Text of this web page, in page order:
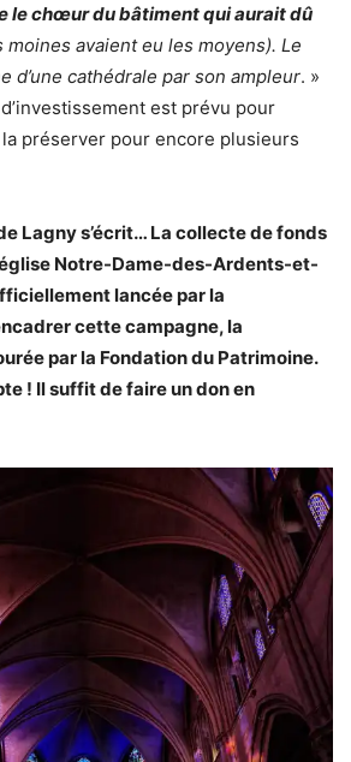
le chœur du bâtiment qui aurait dû
moines avaient eu les moyens). Le
d’une cathédrale par son ampleur. »
est prévu pour
préserver pour encore plusieurs
Lagny s’écrit… La collecte de fonds
Notre-Dame-des-Ardents-et-
lancée par la
cette campagne, la
par la Fondation du Patrimoine.
! Il suffit de faire un don en